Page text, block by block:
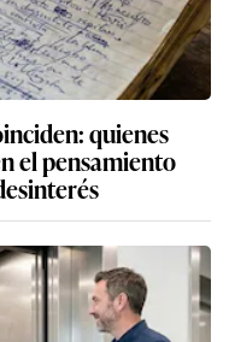
quienes
el pensamiento